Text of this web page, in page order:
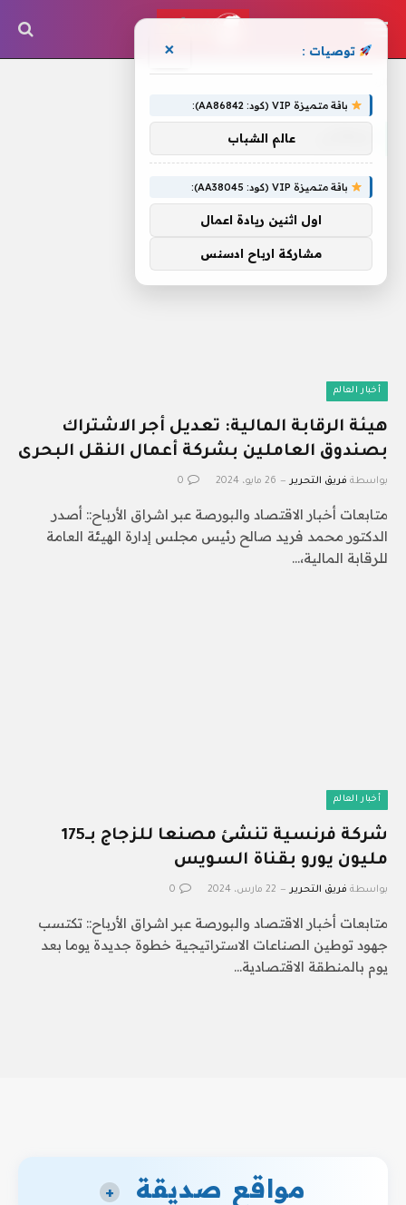
أخبار العالم
هيئة الرقابة المالية: تعديل أجر الاشتراك
بصندوق العاملين بشركة أعمال النقل البحرى
بواسطة فريق التحرير 26 مايو، 2024 0
متابعات أخبار الاقتصاد والبورصة عبر اشراق الأرباح:: أصدر
الدكتور محمد فريد صالح رئيس مجلس إدارة الهيئة العامة
للرقابة المالية،…
أخبار العالم
شركة فرنسية تنشئ مصنعا للزجاج بـ175
مليون يورو بقناة السويس
بواسطة فريق التحرير 22 مارس، 2024 0
متابعات أخبار الاقتصاد والبورصة عبر اشراق الأرباح:: تكتسب
جهود توطين الصناعات الاستراتيجية خطوة جديدة يوما بعد
يوم بالمنطقة الاقتصادية…
مواقع صديقة +
توصيات : ×
باقة متميزة VIP (كود: AA86842):
عالم الشباب
باقة متميزة VIP (كود: AA38045):
اول اثنين ريادة اعمال
مشاركة ارباح ادسنس